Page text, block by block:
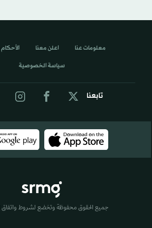
تابعنا
معلومات عنا اعلن معنا
سياسة الخصوصية
جميع الحقوق محفوظة وتخضع لشروط واتفاق